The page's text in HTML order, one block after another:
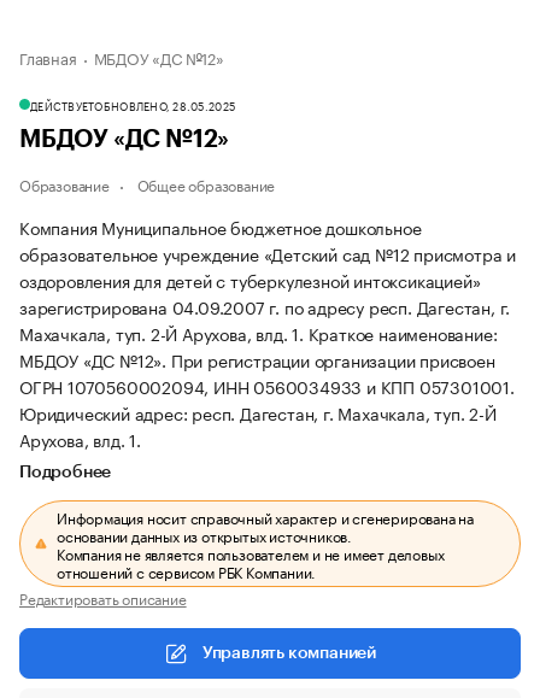
Главная МБДОУ «ДС №12»
ДЕЙСТВУЕТОБНОВЛЕНО, 28.05.2025
МБДОУ «ДС №12»
Образование Общее образование
Компания Муниципальное бюджетное дошкольное
образовательное учреждение «Детский сад №12 присмотра и
оздоровления для детей с туберкулезной интоксикацией»
зарегистрирована 04.09.2007 г. по адресу респ. Дагестан, г.
Махачкала, туп. 2-Й Арухова, влд. 1. Краткое наименование:
МБДОУ «ДС №12». При регистрации организации присвоен
ОГРН 1070560002094, ИНН 0560034933 и КПП 057301001.
Юридический адрес: респ. Дагестан, г. Махачкала, туп. 2-Й
Арухова, влд. 1.
Подробнее
Информация носит справочный характер и сгенерирована на
основании данных из открытых источников.
Компания не является пользователем и не имеет деловых
отношений с сервисом РБК Компании.
Редактировать описание
Управлять компанией